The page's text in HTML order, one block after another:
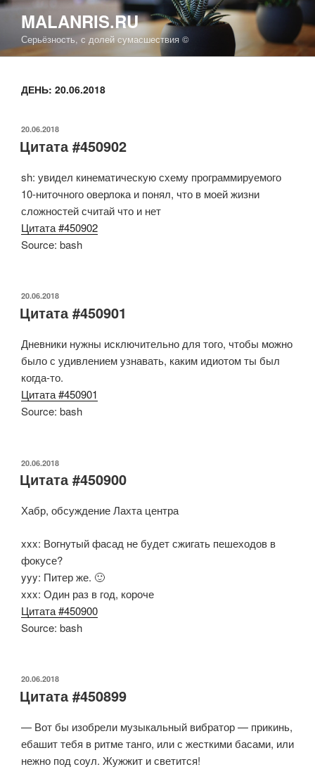
Перейти
содержимому
MALANRIS.RU
Серьёзность, с долей сумасшествия ©
ДЕНЬ: 20.06.2018
ОПУБЛИКОВАНО
20.06.2018
Цитата #450902
sh: увидел кинематическую схему программируемого
10-ниточного оверлока и понял, что в моей жизни
сложностей считай что и нет
Цитата #450902
Source: bash
ОПУБЛИКОВАНО
20.06.2018
Цитата #450901
Дневники нужны исключительно для того, чтобы можно
было с удивлением узнавать, каким идиотом ты был
когда-то.
Цитата #450901
Source: bash
ОПУБЛИКОВАНО
20.06.2018
Цитата #450900
Хабр, обсуждение Лахта центра
xxx: Вогнутый фасад не будет сжигать пешеходов в
фокусе?
yyy: Питер же. 🙂
xxx: Один раз в год, короче
Цитата #450900
Source: bash
ОПУБЛИКОВАНО
20.06.2018
Цитата #450899
— Вот бы изобрели музыкальный вибратор — прикинь,
ебашит тебя в ритме танго, или с жесткими басами, или
нежно под соул. Жужжит и светится!